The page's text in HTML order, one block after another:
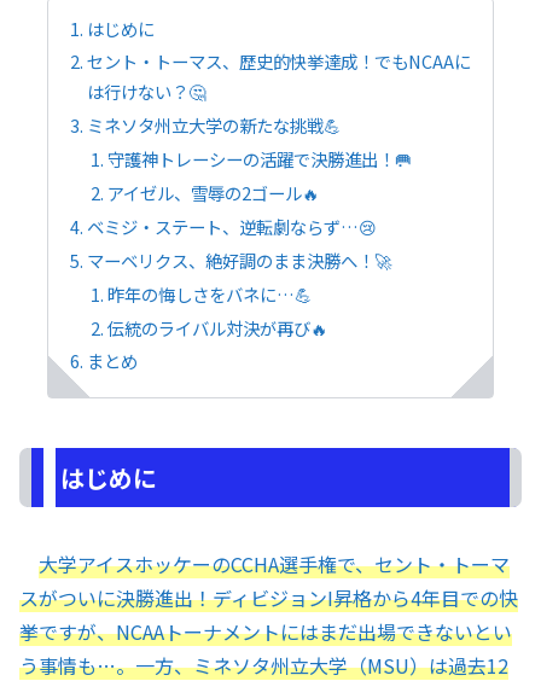
はじめに
セント・トーマス、歴史的快挙達成！でもNCAAに
は行けない？🤔
ミネソタ州立大学の新たな挑戦💪
守護神トレーシーの活躍で決勝進出！🥅
アイゼル、雪辱の2ゴール🔥
ベミジ・ステート、逆転劇ならず…😢
マーベリクス、絶好調のまま決勝へ！🚀
昨年の悔しさをバネに…💪
伝統のライバル対決が再び🔥
まとめ
はじめに
大学アイスホッケーのCCHA選手権で、セント・トーマ
スがついに決勝進出！ディビジョンI昇格から4年目での快
挙ですが、NCAAトーナメントにはまだ出場できないとい
う事情も…。一方、ミネソタ州立大学（MSU）は過去12